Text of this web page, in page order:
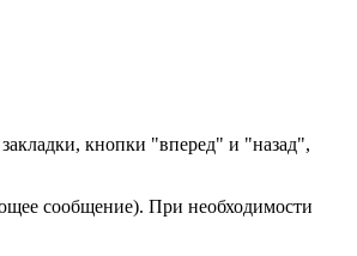
кнопки "вперед" и "назад",
сообщение). При необходимости